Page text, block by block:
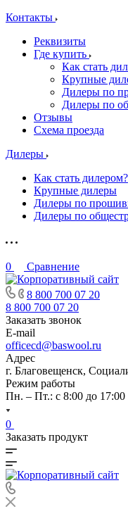
Контакты
Реквизиты
Где купить
Как стать
Крупные
Дилеры по
Дилеры по
Отзывы
Схема проезда
Дилеры
Как стать дилером?
Крупные дилеры
Дилеры по
Дилеры по
0 Сравнение
8 800 700 07 20
8 800 700 07 20
Заказать звонок
E-mail
officecd@baswool.ru
Адрес
г. Благовещенск,
Режим работы
Пн. – Пт.: с 8:00 до 17:00
0
Заказать продукт